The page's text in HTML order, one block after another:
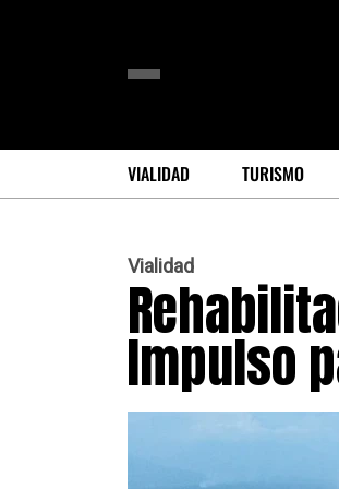
VIALIDAD TURISMO
Vialidad
Impulso